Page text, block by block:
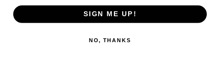
Vous aimerez peut-être aussi…
SIGN ME UP!
NO, THANKS